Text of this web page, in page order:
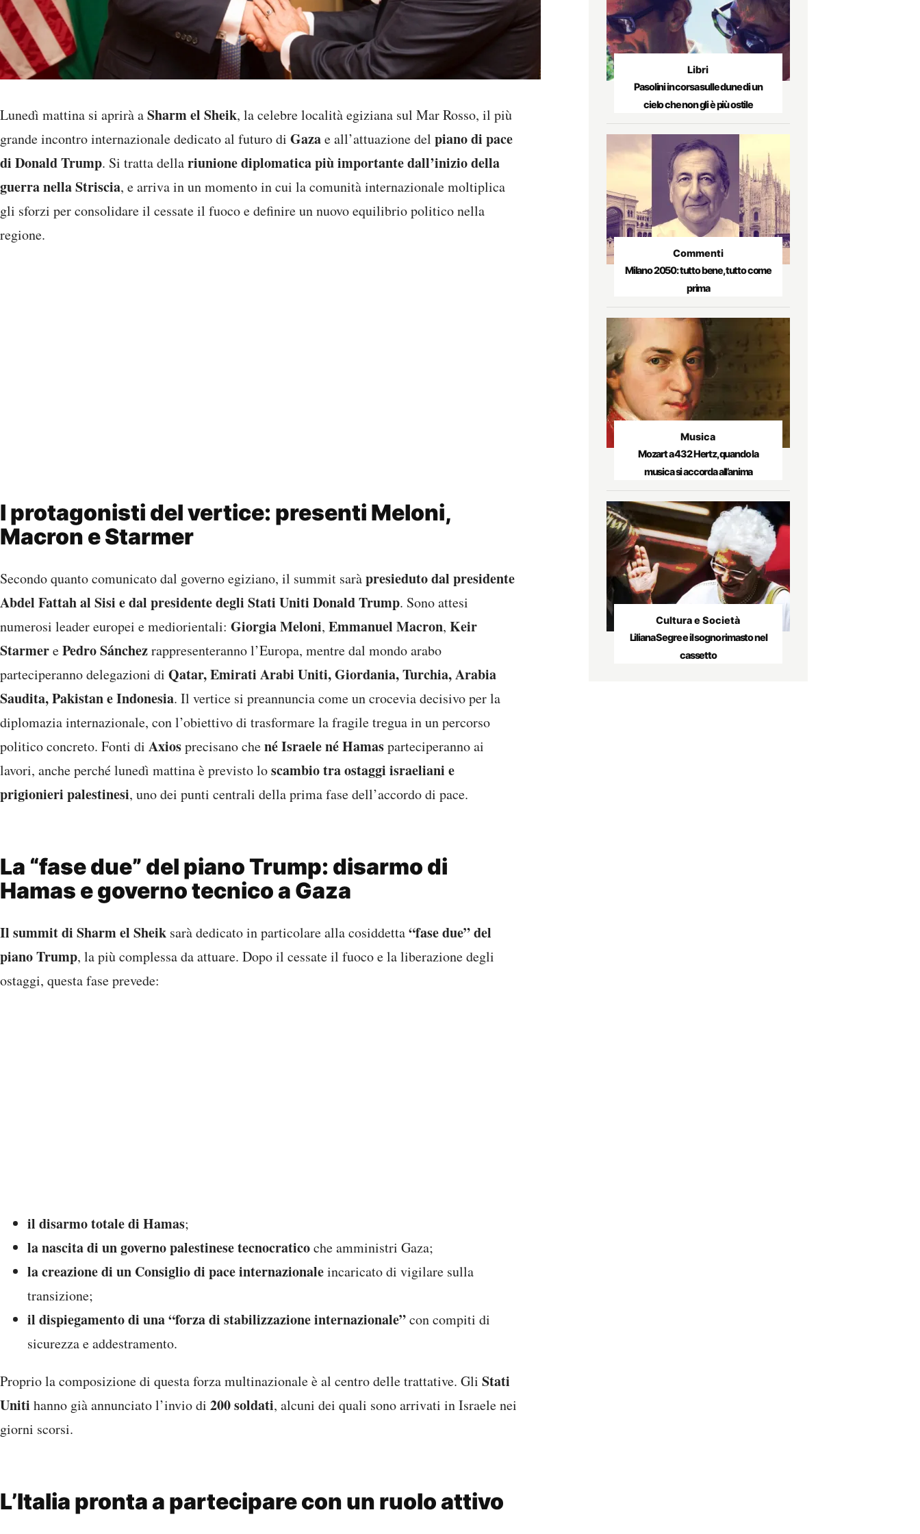
Lunedì mattina si aprirà aSharm el Sheik, la celebre località egiziana sul Mar Rosso, il più
grande incontro internazionale dedicato al futuro di Gazae all’attuazione del piano di pace
di Donald Trump. Si tratta dellariunione diplomatica più importante dall’inizio della
guerra nella Striscia, e arriva in un momento in cui la comunità internazionale moltiplica
gli sforzi per consolidare il cessate il fuoco e definire un nuovo equilibrio politico nella
regione.
I protagonisti del vertice: presenti Meloni,
Macron e Starmer
Secondo quanto comunicato dal governo egiziano, il summit saràpresieduto dal presidente
Abdel Fattah al Sisi e dal presidente degli Stati Uniti Donald Trump. Sono attesi
numerosi leader europei e mediorientali: Giorgia Meloni, Emmanuel Macron, Keir
StarmerePedro Sánchezrappresenteranno l’Europa, mentre dal mondo arabo
parteciperanno delegazioni di Qatar, Emirati Arabi Uniti, Giordania, Turchia, Arabia
Saudita, Pakistan e Indonesia. Il vertice si preannuncia come un crocevia decisivo per la
diplomazia internazionale, con l’obiettivo di trasformare la fragile tregua in un percorso
politico concreto. Fonti di Axiosprecisano chené Israele né Hamasparteciperanno ai
lavori, anche perché lunedì mattina è previsto loscambio tra ostaggi israeliani e
prigionieri palestinesi, uno dei punti centrali della prima fase dell’accordo di pace.
La “fase due” del piano Trump: disarmo di
Hamas e governo tecnico a Gaza
Il summit di Sharm el Sheik sarà dedicato in particolare alla cosiddetta“fase due” del
piano Trump, la più complessa da attuare. Dopo il cessate il fuoco e la liberazione degli
ostaggi, questa fase prevede:
il disarmo totale di Hamas;
la nascita di un governo palestinese tecnocraticoche amministri Gaza;
la creazione di un Consiglio di pace internazionaleincaricato di vigilare sulla
transizione;
il dispiegamento di una “forza di stabilizzazione internazionale”con compiti di
sicurezza e addestramento.
Proprio la composizione di questa forza multinazionale è al centro delle trattative. Gli Stati
Uniti hanno già annunciato l’invio di 200 soldati, alcuni dei quali sono arrivati in Israele nei
giorni scorsi.
L’Italia pronta a partecipare con un ruolo attivo
Libri
Pasolini in corsa sulle dune di un
cielo che non gli è più ostile
Commenti
Milano 2050: tutto bene, tutto come
prima
Musica
Mozart a 432 Hertz, quando la
musica si accorda all’anima
Cultura e Società
Liliana Segre e il sogno rimasto nel
cassetto